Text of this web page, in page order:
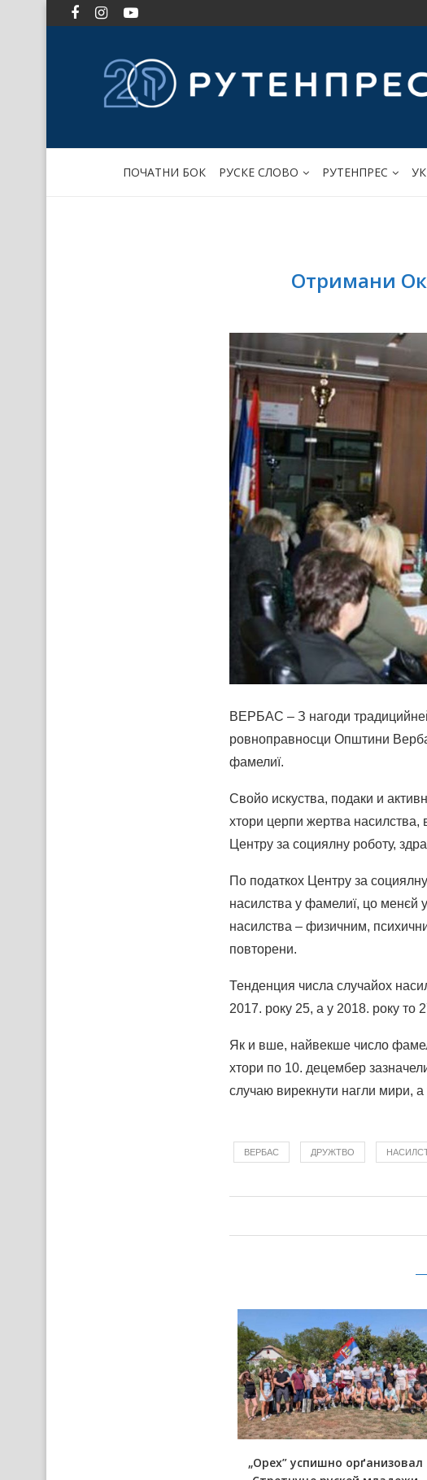
ПОЧАТНИ БОК РУСКЕ СЛОВО РУТЕНПРЕС
Отримани
ВЕРБАС – З нагоди
ровноправносци Oпштини
фамелиї.
Свойо искуства, подаки и
хтори церпи жертва насилства,
Центру за социялну роботу,
По податкох Центру за
насилства у фамелиї, цо
насилства – физичним,
повторени.
Тенденция числа случайох
2017. року 25, а у 2018. року то
Як и вше, найвекше число
хтори по 10. децембер
случаю вирекнути нагли мири,
ВЕРБАС ДРУЖТВО
„Орех” успишно орґанизовал